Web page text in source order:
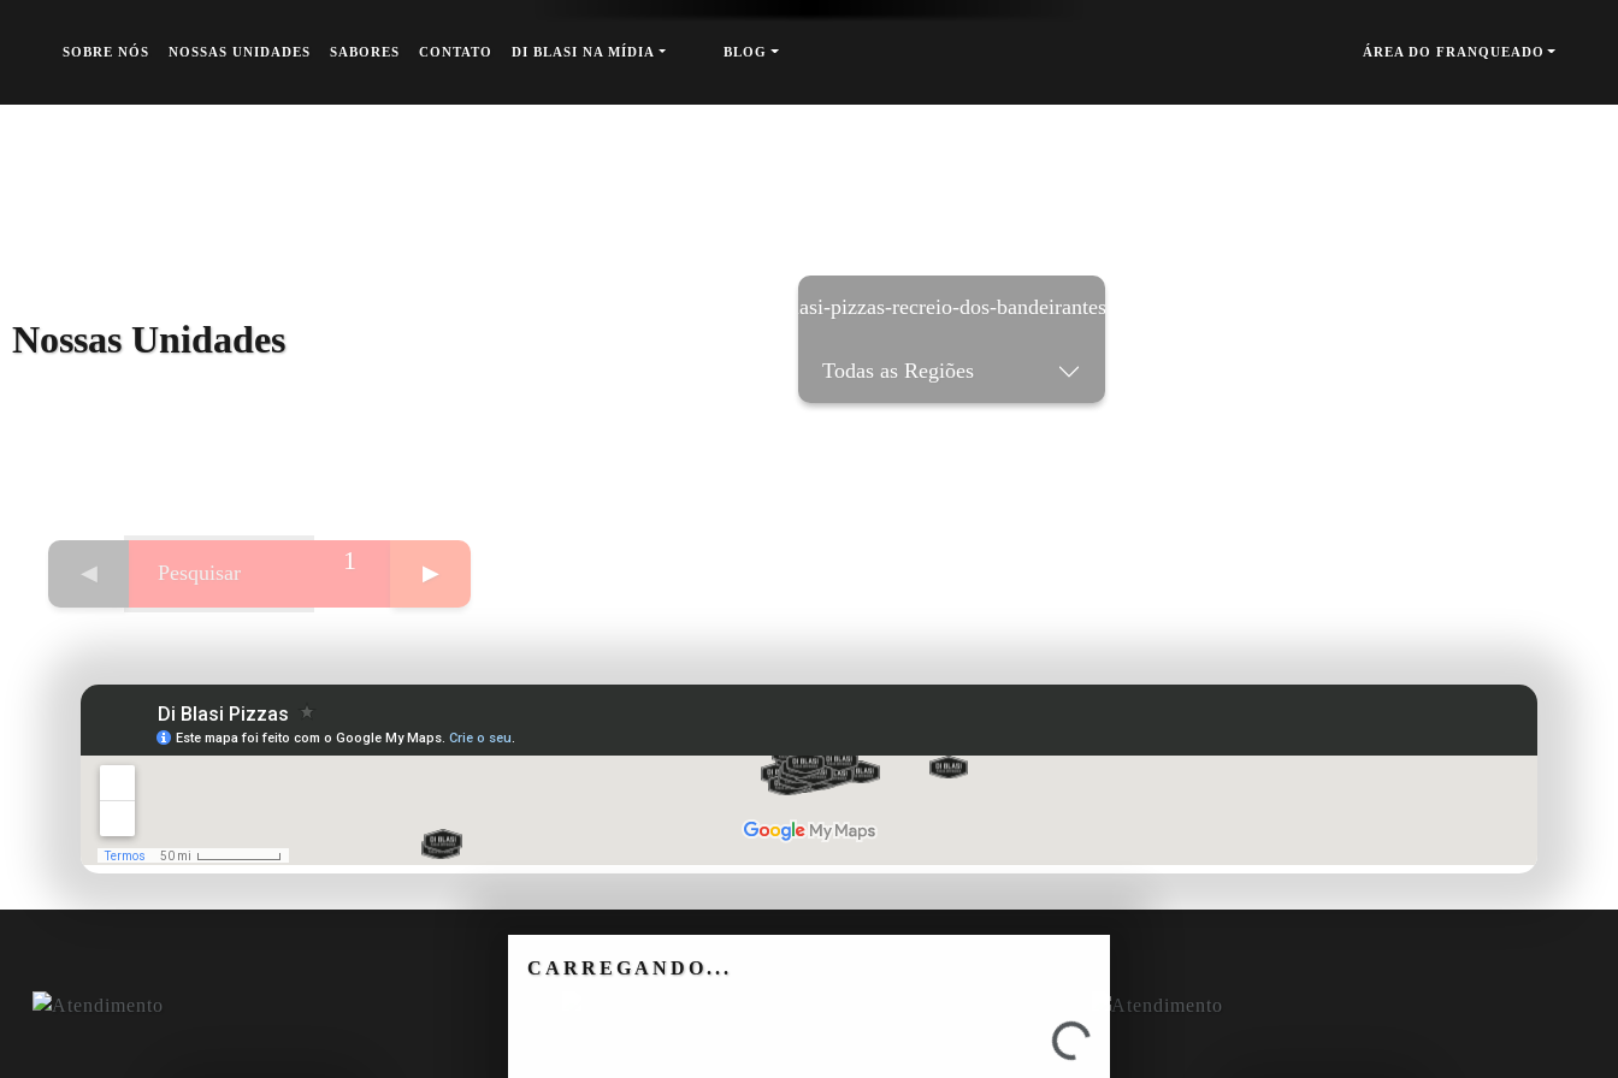
Previous Next
SOBRE NÓS NOSSAS UNIDADES SABORES CONTATO DI BLASI NA MÍDIA BLOG ÁREA DO FRANQUEADO
CARREGANDO...
Loading...
Nossas Unidades
Di-blasi-pizzas-recreio-dos-bandeirantes-rj
Todas as Regiões
◀ 1 ▶